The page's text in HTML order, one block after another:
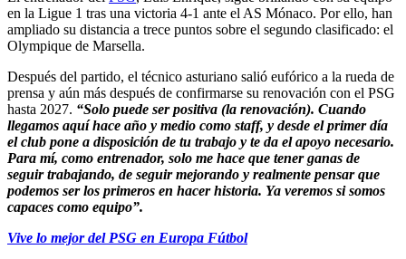
en la Ligue 1 tras una victoria 4-1 ante el AS Mónaco. Por ello, han
ampliado su distancia a trece puntos sobre el segundo clasificado: el
Olympique de Marsella.
Después del partido, el técnico asturiano salió eufórico a la rueda de
prensa y aún más después de confirmarse su renovación con el PSG
hasta 2027. “Solo puede ser positiva (la renovación). Cuando
llegamos aquí hace año y medio como staff, y desde el primer día
el club pone a disposición de tu trabajo y te da el apoyo necesario.
Para mí, como entrenador, solo me hace que tener ganas de
seguir trabajando, de seguir mejorando y realmente pensar que
podemos ser los primeros en hacer historia. Ya veremos si somos
capaces como equipo”.
Vive lo mejor del PSG en Europa Fútbol